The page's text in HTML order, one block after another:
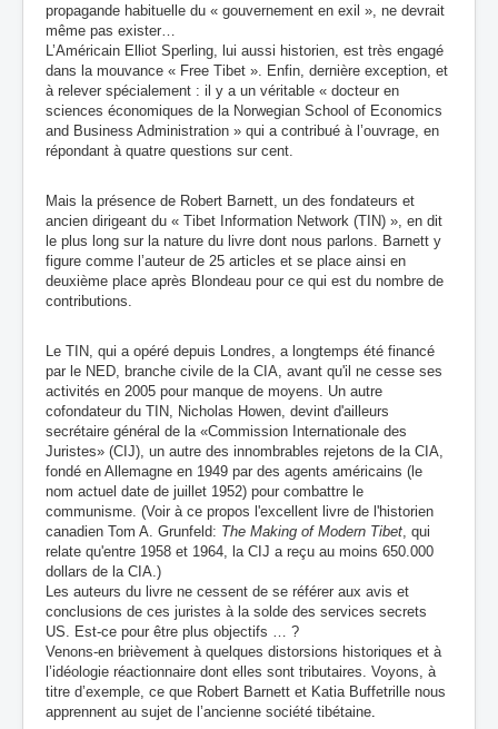
propagande habituelle du « gouvernement en exil », ne devrait
même pas exister…
L’Américain Elliot Sperling, lui aussi historien, est très engagé
dans la mouvance « Free Tibet ». Enfin, dernière exception, et
à relever spécialement : il y a un véritable « docteur en
sciences économiques de la Norwegian School of Economics
and Business Administration » qui a contribué à l’ouvrage, en
répondant à quatre questions sur cent.
Mais la présence de Robert Barnett, un des fondateurs et
ancien dirigeant du « Tibet Information Network (TIN) », en dit
le plus long sur la nature du livre dont nous parlons. Barnett y
figure comme l’auteur de 25 articles et se place ainsi en
deuxième place après Blondeau pour ce qui est du nombre de
contributions.
Le TIN, qui a opéré depuis Londres, a longtemps été financé
par le NED, branche civile de la CIA, avant qu'il ne cesse ses
activités en 2005 pour manque de moyens. Un autre
cofondateur du TIN, Nicholas Howen, devint d'ailleurs
secrétaire général de la «Commission Internationale des
Juristes» (CIJ), un autre des innombrables rejetons de la CIA,
fondé en Allemagne en 1949 par des agents américains (le
nom actuel date de juillet 1952) pour combattre le
communisme. (Voir à ce propos l'excellent livre de l'historien
canadien Tom A. Grunfeld: The Making of Modern Tibet, qui
relate qu'entre 1958 et 1964, la CIJ a reçu au moins 650.000
dollars de la CIA.)
Les auteurs du livre ne cessent de se référer aux avis et
conclusions de ces juristes à la solde des services secrets
US. Est-ce pour être plus objectifs … ?
Venons-en brièvement à quelques distorsions historiques et à
l’idéologie réactionnaire dont elles sont tributaires. Voyons, à
titre d’exemple, ce que Robert Barnett et Katia Buffetrille nous
apprennent au sujet de l’ancienne société tibétaine.